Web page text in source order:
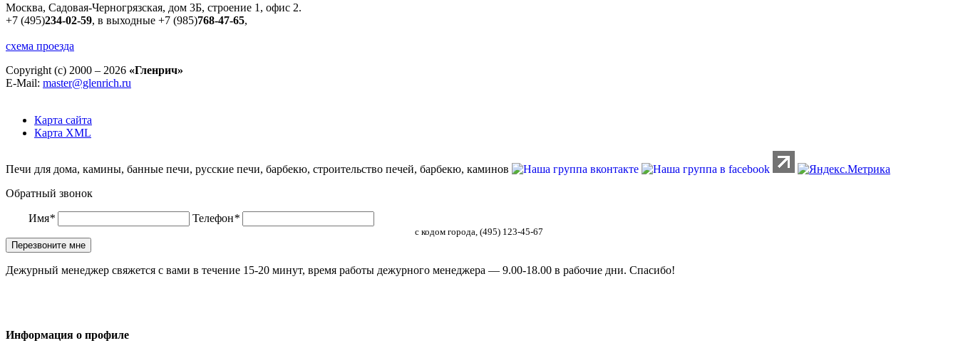
Москва, Садовая-Черногрязская, дом 3Б, строение 1, офис 2.
+7 (495)234-02-59, в выходные +7 (985)768-47-65,
схема проезда
Copyright (c) 2000 – 2026 «Гленрич»
E-Mail: master@glenrich.ru
Карта сайта
Карта XML
Печи для дома, камины, банные печи, русские печи, барбекю, строительство печей, барбекю, каминов
Обратный звонок
Имя* Телефон*
с кодом города, (495) 123-45-67
Дежурный менеджер свяжется с вами в течение 15-20 минут, время работы дежурного менеджера — 9.00-18.00 в рабочие дни. Спасибо!
Информация о профиле